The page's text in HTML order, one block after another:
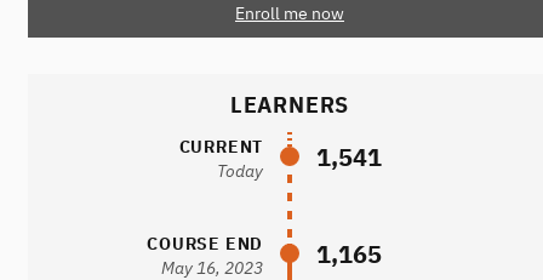
Enroll me now
LEARNERS
CURRENT
Today
1,541
COURSE END
May 16, 2023
1,165